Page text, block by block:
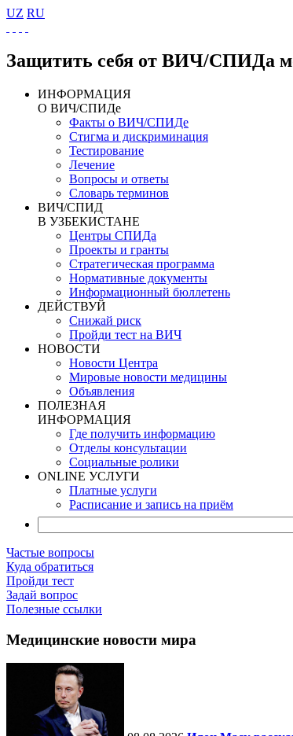
UZ RU
Защитить себя от ВИЧ/СПИДа
ИНФОРМАЦИЯ
О ВИЧ/СПИДе
Факты о ВИЧ/СПИДе
Стигма и дискриминация
Тестирование
Лечение
Вопросы и ответы
Словарь терминов
ВИЧ/СПИД
В УЗБЕКИСТАНЕ
Центры СПИДа
Проекты и гранты
Стратегическая программа
Нормативные документы
Информационный бюллетень
ДЕЙСТВУЙ
Снижай риск
Пройди тест на ВИЧ
НОВОСТИ
Новости Центра
Мировые новости медицины
Объявления
ПОЛЕЗНАЯ
ИНФОРМАЦИЯ
Где получить информацию
Отделы консультации
Социальные ролики
ONLINE УСЛУГИ
Платные услуги
Расписание и запись на приём
Частые вопросы
Куда обратиться
Пройди тест
Задай вопрос
Полезные ссылки
Медицинские новости мира